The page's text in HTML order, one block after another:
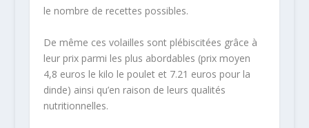
le nombre de recettes possibles.
De même ces volailles sont plébiscitées grâce à
leur prix parmi les plus abordables (prix moyen
4,8 euros le kilo le poulet et 7.21 euros pour la
dinde) ainsi qu’en raison de leurs qualités
nutritionnelles.